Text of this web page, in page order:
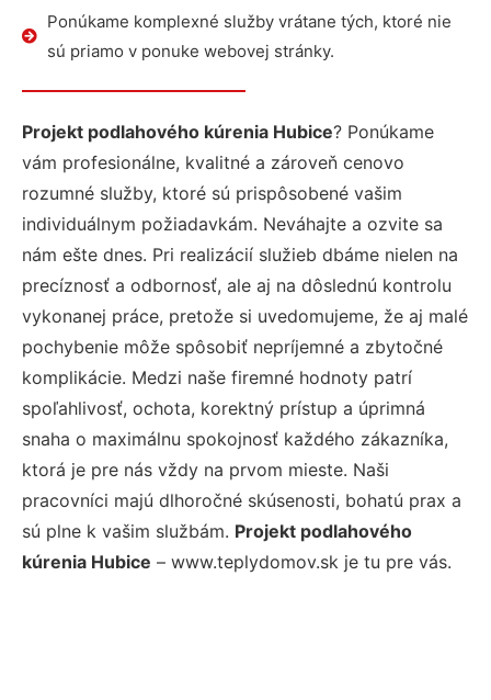
Ponúkame komplexné služby vrátane tých, ktoré nie
sú priamo v ponuke webovej stránky.
Projekt podlahového kúrenia Hubice? Ponúkame
vám profesionálne, kvalitné a zároveň cenovo
rozumné služby, ktoré sú prispôsobené vašim
individuálnym požiadavkám. Neváhajte a ozvite sa
nám ešte dnes. Pri realizácií služieb dbáme nielen na
precíznosť a odbornosť, ale aj na dôslednú kontrolu
vykonanej práce, pretože si uvedomujeme, že aj malé
pochybenie môže spôsobiť nepríjemné a zbytočné
komplikácie. Medzi naše firemné hodnoty patrí
spoľahlivosť, ochota, korektný prístup a úprimná
snaha o maximálnu spokojnosť každého zákazníka,
ktorá je pre nás vždy na prvom mieste. Naši
pracovníci majú dlhoročné skúsenosti, bohatú prax a
sú plne k vašim službám. Projekt podlahového
kúrenia Hubice – www.teplydomov.sk je tu pre vás.